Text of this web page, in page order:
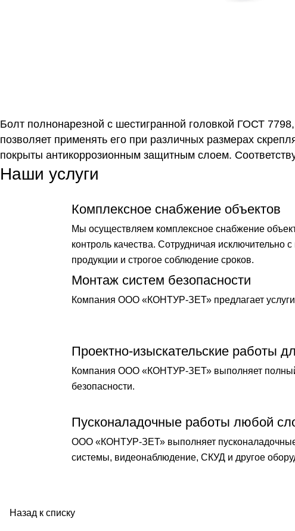
Болт полнонарезной с шестигранной головкой ГОСТ
позволяет применять его при различных размерах
покрыты антикоррозионным защитным слоем.
Наши услуги
Комплексное снабжение объектов
Мы осуществляем комплексное снабжение
контроль качества. Сотрудничая
продукции и строгое соблюдение сроков.
Монтаж систем безопасности
Компания ООО «КОНТУР-ЗЕТ» предлагает
Проектно-изыскательские работы
Компания ООО «КОНТУР-ЗЕТ» выполняет полный
безопасности.
Пусконаладочные работы любой
ООО «КОНТУР-ЗЕТ» выполняет
системы, видеонаблюдение, СКУД и другое
Назад к списку